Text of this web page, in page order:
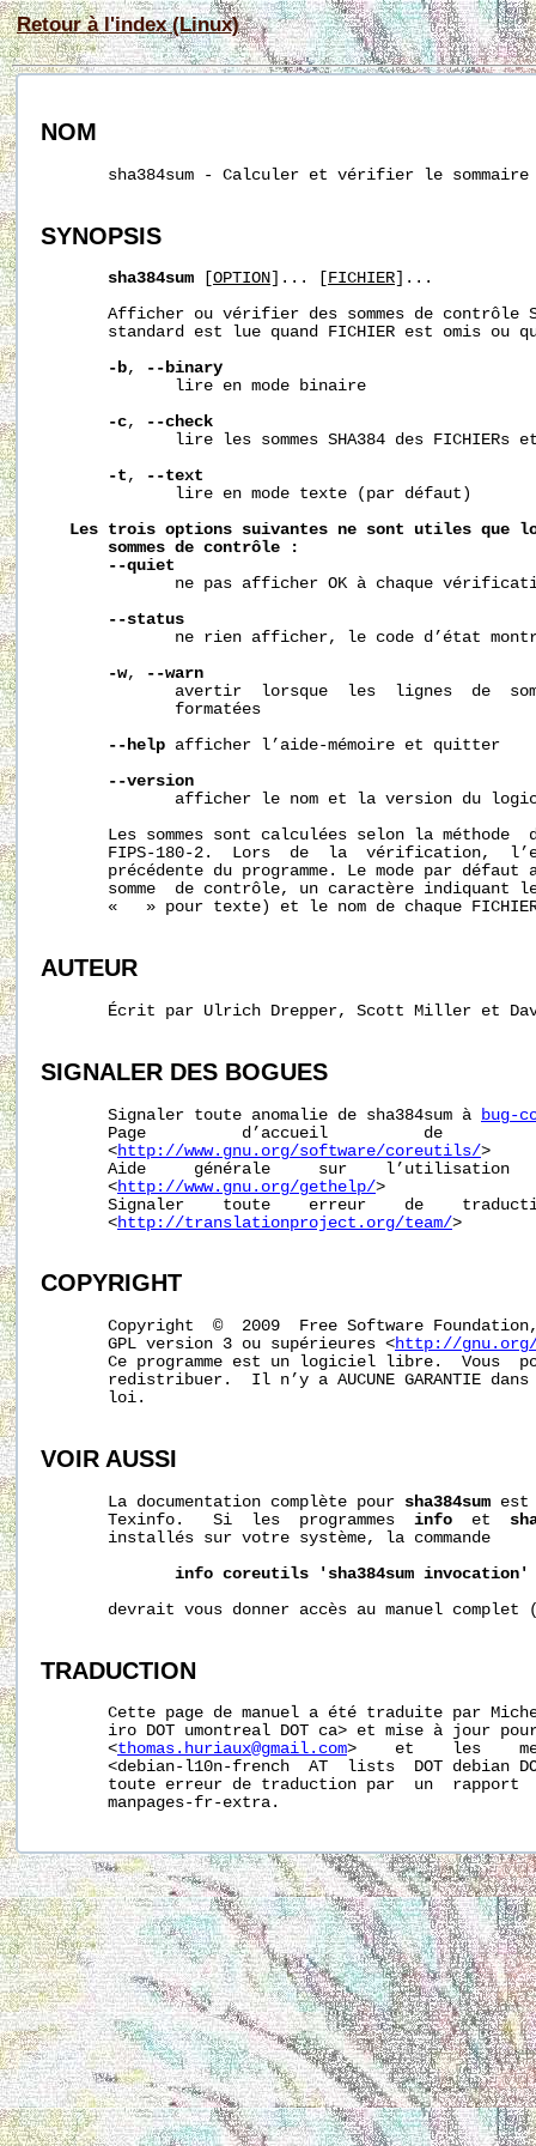
Retour à l'index (Linux)
NOM
sha384sum - Calculer et vérifier le sommaire
SYNOPSIS
sha384sum OPTION ]... [ FICHIER ]...
Afficher ou vérifier des sommes de contrôle
standard est lue quand FICHIER est omis ou
-b,
--binary
              lire en mode binaire
-c,
--check
lire les sommes SHA384 des FICHIERs
-t ,
--text
              lire en mode texte (par défaut)
Les trois options suivantes ne sont utiles que
sommes de contrôle
:
--quiet
ne pas afficher OK à chaque
--status
ne rien afficher, le code d’état
-w,
--warn
avertir  lorsque  les  lignes  de
              formatées
--help afficher l’aide-mémoire et quitter
--version
afficher le nom et la version du
Les sommes sont calculées selon la méthode
FIPS-180-2.  Lors  de  la  vérification,
précédente du programme. Le mode par défaut
somme  de contrôle, un caractère indiquant
«   » pour texte) et le nom de chaque
AUTEUR
Écrit par Ulrich Drepper, Scott Miller et
SIGNALER DES BOGUES
       Signaler toute anomalie de sha384sum à
bug-
Page          d’accueil          de
       <
http://www.gnu.org/software/coreutils/>
Aide     générale     sur    l’utilisation
       <
http://www.gnu.org/gethelp/>
Signaler    toute    erreur    de
       <
http://translationproject.org/team/>
COPYRIGHT
Copyright  ©  2009  Free Software
       GPL version 3 ou supérieures <
http://
Ce programme est un logiciel libre.  Vous
redistribuer.  Il n’y a AUCUNE GARANTIE
       loi.
VOIR AUSSI
       La documentation complète pour
sha384sum est
       Texinfo.   Si  les  programmes
info
  et
       installés sur votre système, la commande
info coreutils 'sha384sum invocation'
devrait vous donner accès au manuel complet
TRADUCTION
Cette page de manuel a été traduite par
iro DOT umontreal DOT ca> et mise à jour
       <
thomas.huriaux@gmail.com>    et    les
<debian-l10n-french  AT  lists  DOT debian
toute erreur de traduction par  un  rapport